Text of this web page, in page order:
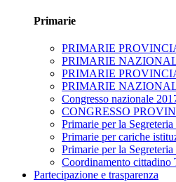
Primarie
PRIMARIE
PRIMARIE
PRIMARIE
PRIMARIE
Congresso nazionale
CONGRESSO
Primarie per la
Primarie per cariche
Primarie per la
Coordinamento
Partecipazione e trasparenza